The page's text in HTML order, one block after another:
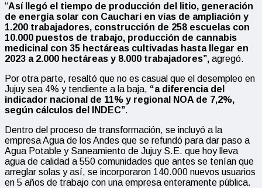
“Así llegó el tiempo de producción del litio, generación
de energía solar con Cauchari en vías de ampliación y
1.200 trabajadores, construcción de 258 escuelas con
10.000 puestos de trabajo, producción de cannabis
medicinal con 35 hectáreas cultivadas hasta llegar en
2023 a 2.000 hectáreas y 8.000 trabajadores”, agregó.
Por otra parte, resaltó que no es casual que el desempleo en
Jujuy sea 4% y tendiente a la baja, “a diferencia del
indicador nacional de 11% y regional NOA de 7,2%,
según cálculos del INDEC”.
Dentro del proceso de transformación, se incluyó a la
empresa Agua de los Andes que se refundó para dar paso a
Agua Potable y Saneamiento de Jujuy S.E. que hoy lleva
agua de calidad a 550 comunidades que antes se tenían que
arreglar solas y así, se incorporaron 140.000 nuevos usuarios
en 5 años de trabajo con una empresa enteramente pública.